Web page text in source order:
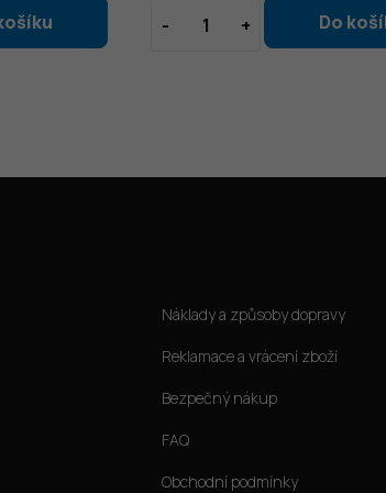
Náklady a způsoby dopravy
Reklamace a vrácení zboží
Bezpečný nákup
FAQ
Obchodní podmínky